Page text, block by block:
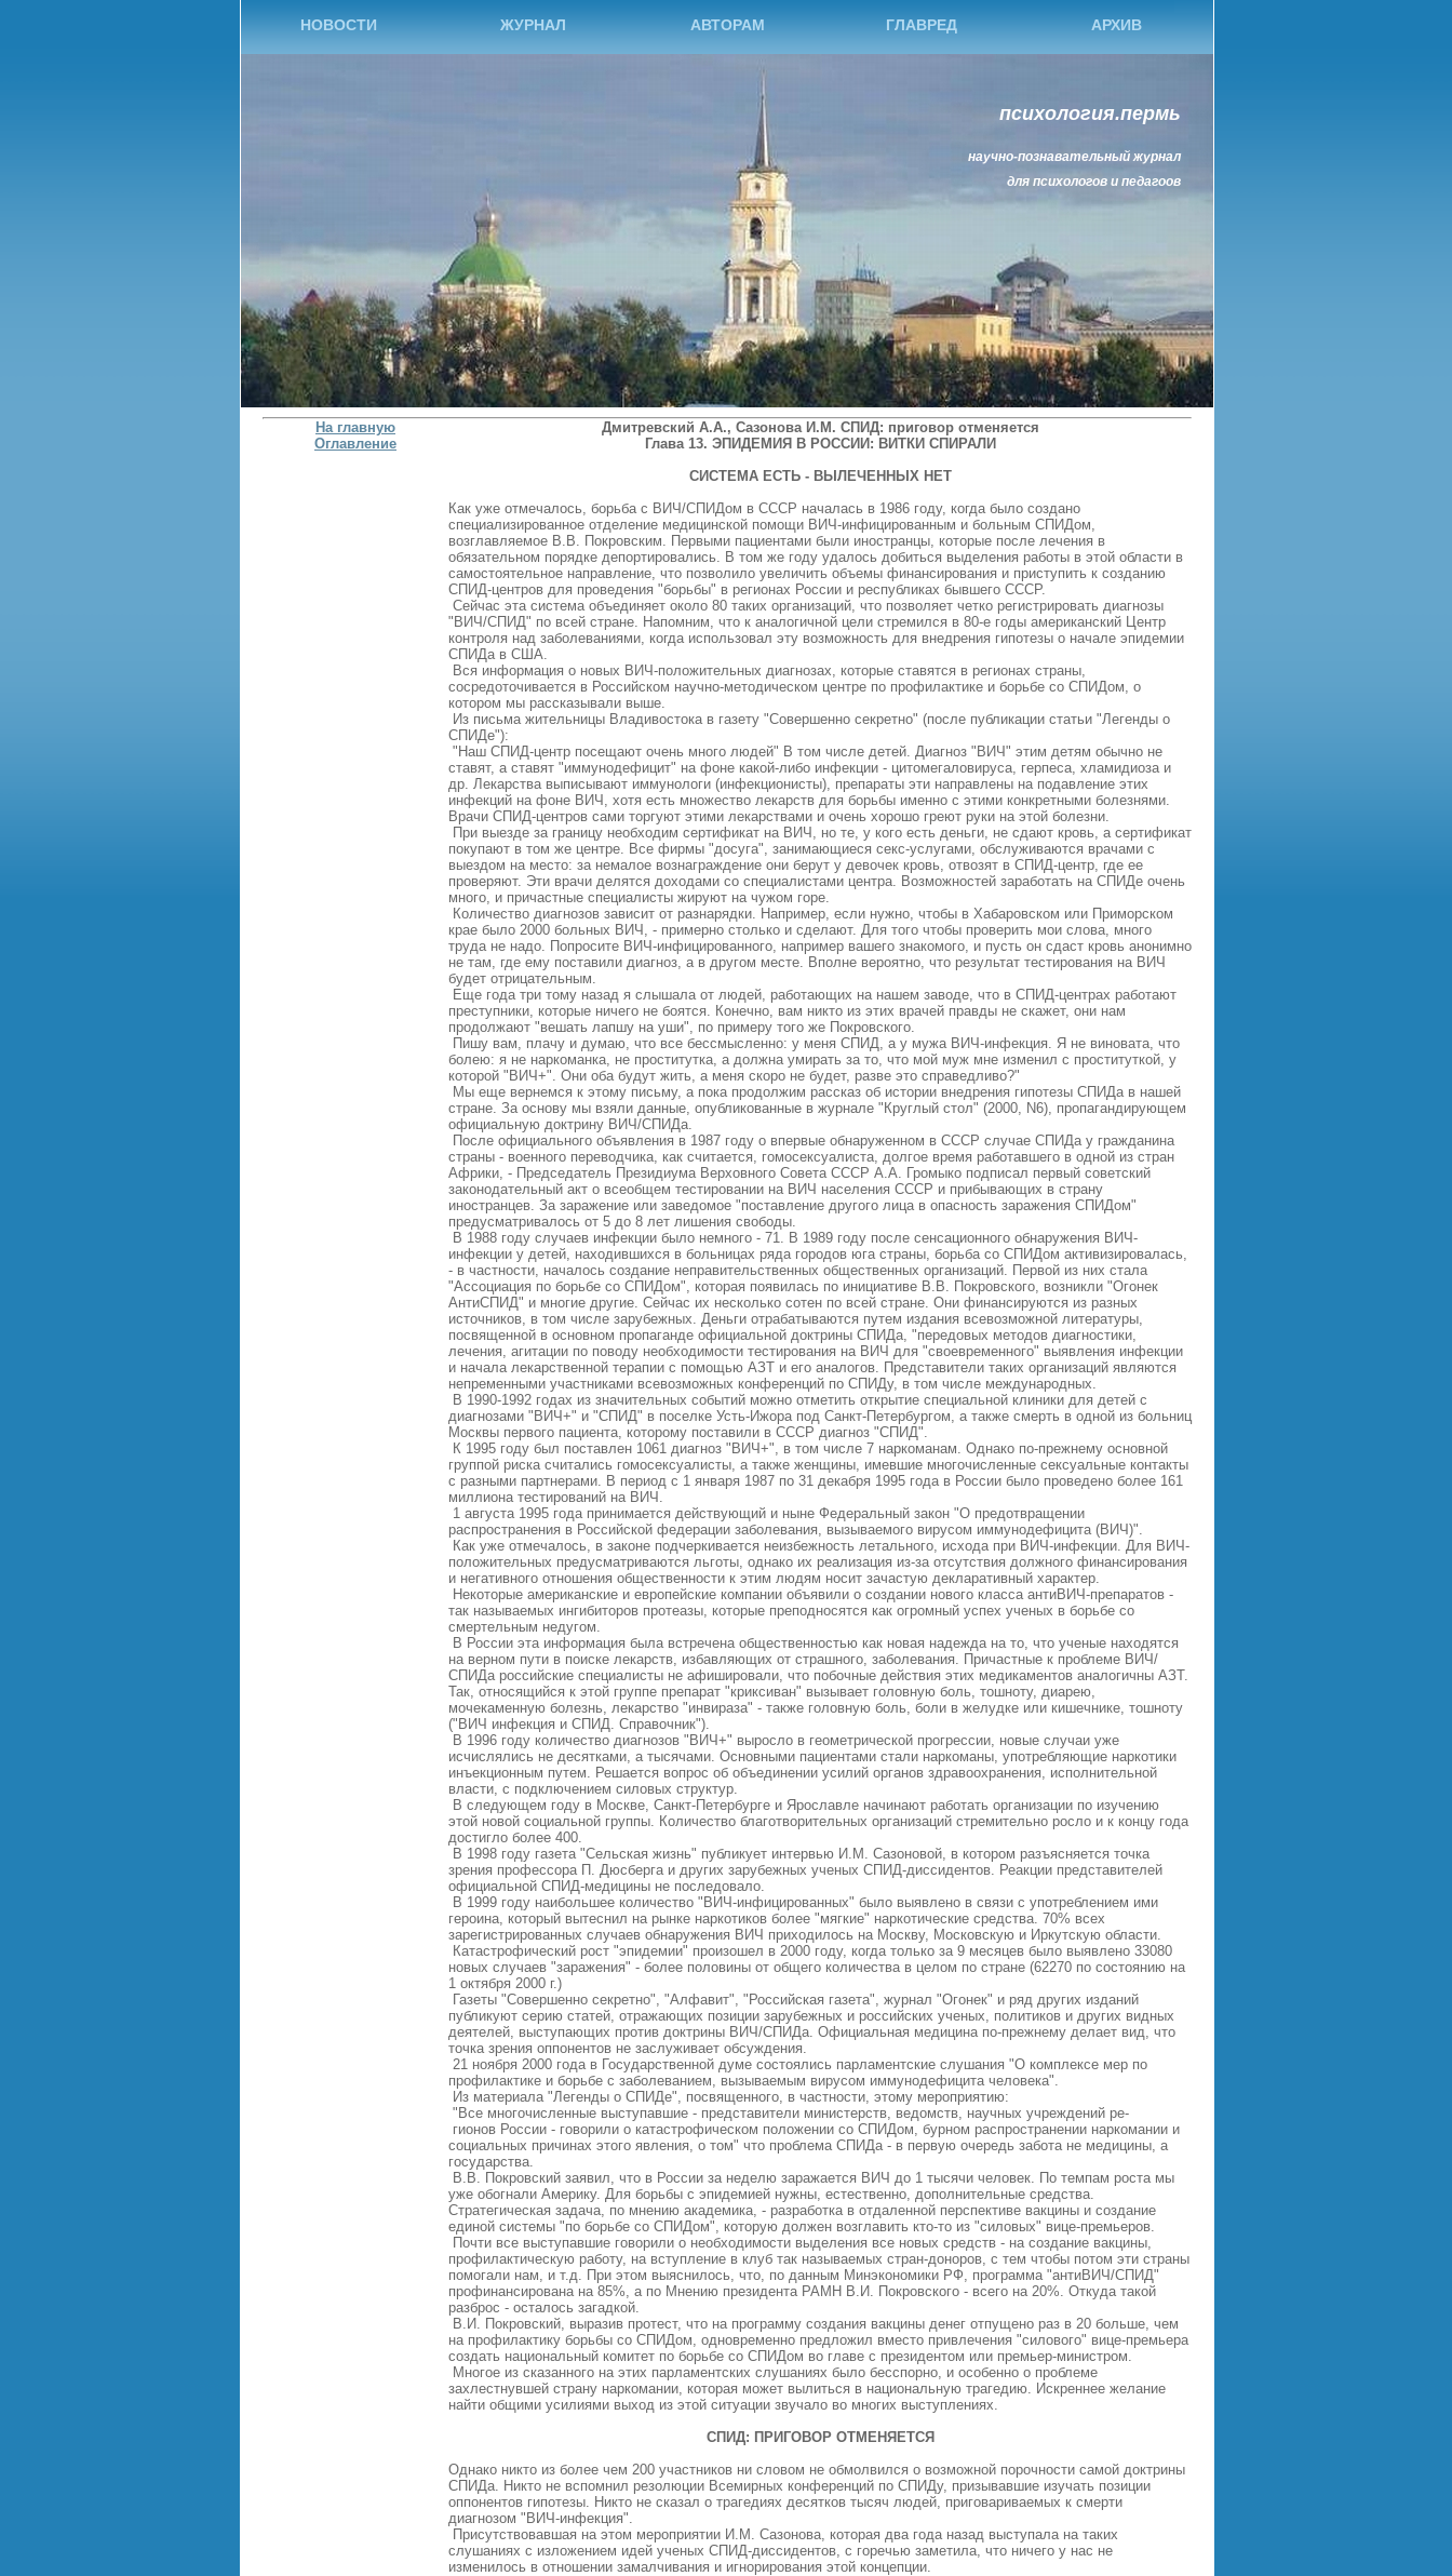
НОВОСТИ ЖУРНАЛ АВТОРАМ ГЛАВРЕД АРХИВ
психология.пермь
научно-познавательный журнал
для психологов и педагоов
На главную Дмитревский А.А., Сазонова И.М. СПИД: приговор отменяется
Оглавление
Глава 13. ЭПИДЕМИЯ В РОССИИ: ВИТКИ СПИРАЛИ
СИСТЕМА ЕСТЬ - ВЫЛЕЧЕННЫХ НЕТ
Как уже отмечалось, борьба с ВИЧ/СПИДом в СССР началась в 1986 году, когда было создано
специализированное отделение медицинской помощи ВИЧ-инфицированным и больным СПИДом,
возглавляемое В.В. Покровским. Первыми пациентами были иностранцы, которые после лечения в
обязательном порядке депортировались. В том же году удалось добиться выделения работы в этой области в
самостоятельное направление, что позволило увеличить объемы финансирования и приступить к созданию
СПИД-центров для проведения "борьбы" в регионах России и республиках бывшего СССР.
Сейчас эта система объединяет около 80 таких организаций, что позволяет четко регистрировать диагнозы
"ВИЧ/СПИД" по всей стране. Напомним, что к аналогичной цели стремился в 80-е годы американский Центр
контроля над заболеваниями, когда использовал эту возможность для внедрения гипотезы о начале эпидемии
СПИДа в США.
Вся информация о новых ВИЧ-положительных диагнозах, которые ставятся в регионах страны,
сосредоточивается в Российском научно-методическом центре по профилактике и борьбе со СПИДом, о
котором мы рассказывали выше.
Из письма жительницы Владивостока в газету "Совершенно секретно" (после публикации статьи "Легенды о
СПИДе"):
"Наш СПИД-центр посещают очень много людей" В том числе детей. Диагноз "ВИЧ" этим детям обычно не
ставят, а ставят "иммунодефицит" на фоне какой-либо инфекции - цитомегаловируса, герпеса, хламидиоза и
др. Лекарства выписывают иммунологи (инфекционисты), препараты эти направлены на подавление этих
инфекций на фоне ВИЧ, хотя есть множество лекарств для борьбы именно с этими конкретными болезнями.
Врачи СПИД-центров сами торгуют этими лекарствами и очень хорошо греют руки на этой болезни.
При выезде за границу необходим сертификат на ВИЧ, но те, у кого есть деньги, не сдают кровь, а сертификат
покупают в том же центре. Все фирмы "досуга", занимающиеся секс-услугами, обслуживаются врачами с
выездом на место: за немалое вознаграждение они берут у девочек кровь, отвозят в СПИД-центр, где ее
проверяют. Эти врачи делятся доходами со специалистами центра. Возможностей заработать на СПИДе очень
много, и причастные специалисты жируют на чужом горе.
Количество диагнозов зависит от разнарядки. Например, если нужно, чтобы в Хабаровском или Приморском
крае было 2000 больных ВИЧ, - примерно столько и сделают. Для того чтобы проверить мои слова, много
труда не надо. Попросите ВИЧ-инфицированного, например вашего знакомого, и пусть он сдаст кровь анонимно
не там, где ему поставили диагноз, а в другом месте. Вполне вероятно, что результат тестирования на ВИЧ
будет отрицательным.
Еще года три тому назад я слышала от людей, работающих на нашем заводе, что в СПИД-центрах работают
преступники, которые ничего не боятся. Конечно, вам никто из этих врачей правды не скажет, они нам
продолжают "вешать лапшу на уши", по примеру того же Покровского.
Пишу вам, плачу и думаю, что все бессмысленно: у меня СПИД, а у мужа ВИЧ-инфекция. Я не виновата, что
болею: я не наркоманка, не проститутка, а должна умирать за то, что мой муж мне изменил с проституткой, у
которой "ВИЧ+". Они оба будут жить, а меня скоро не будет, разве это справедливо?"
Мы еще вернемся к этому письму, а пока продолжим рассказ об истории внедрения гипотезы СПИДа в нашей
стране. За основу мы взяли данные, опубликованные в журнале "Круглый стол" (2000, N6), пропагандирующем
официальную доктрину ВИЧ/СПИДа.
После официального объявления в 1987 году о впервые обнаруженном в СССР случае СПИДа у гражданина
страны - военного переводчика, как считается, гомосексуалиста, долгое время работавшего в одной из стран
Африки, - Председатель Президиума Верховного Совета СССР А.А. Громыко подписал первый советский
законодательный акт о всеобщем тестировании на ВИЧ населения СССР и прибывающих в страну
иностранцев. За заражение или заведомое "поставление другого лица в опасность заражения СПИДом"
предусматривалось от 5 до 8 лет лишения свободы.
В 1988 году случаев инфекции было немного - 71. В 1989 году после сенсационного обнаружения ВИЧ-
инфекции у детей, находившихся в больницах ряда городов юга страны, борьба со СПИДом активизировалась,
- в частности, началось создание неправительственных общественных организаций. Первой из них стала
"Ассоциация по борьбе со СПИДом", которая появилась по инициативе В.В. Покровского, возникли "Огонек
АнтиСПИД" и многие другие. Сейчас их несколько сотен по всей стране. Они финансируются из разных
источников, в том числе зарубежных. Деньги отрабатываются путем издания всевозможной литературы,
посвященной в основном пропаганде официальной доктрины СПИДа, "передовых методов диагностики,
лечения, агитации по поводу необходимости тестирования на ВИЧ для "своевременного" выявления инфекции
и начала лекарственной терапии с помощью АЗТ и его аналогов. Представители таких организаций являются
непременными участниками всевозможных конференций по СПИДу, в том числе международных.
В 1990-1992 годах из значительных событий можно отметить открытие специальной клиники для детей с
диагнозами "ВИЧ+" и "СПИД" в поселке Усть-Ижора под Санкт-Петербургом, а также смерть в одной из больниц
Москвы первого пациента, которому поставили в СССР диагноз "СПИД".
К 1995 году был поставлен 1061 диагноз "ВИЧ+", в том числе 7 наркоманам. Однако по-прежнему основной
группой риска считались гомосексуалисты, а также женщины, имевшие многочисленные сексуальные контакты
с разными партнерами. В период с 1 января 1987 по 31 декабря 1995 года в России было проведено более 161
миллиона тестирований на ВИЧ.
1 августа 1995 года принимается действующий и ныне Федеральный закон "О предотвращении
распространения в Российской федерации заболевания, вызываемого вирусом иммунодефицита (ВИЧ)".
Как уже отмечалось, в законе подчеркивается неизбежность летального, исхода при ВИЧ-инфекции. Для ВИЧ-
положительных предусматриваются льготы, однако их реализация из-за отсутствия должного финансирования
и негативного отношения общественности к этим людям носит зачастую декларативный характер.
Некоторые американские и европейские компании объявили о создании нового класса антиВИЧ-препаратов -
так называемых ингибиторов протеазы, которые преподносятся как огромный успех ученых в борьбе со
смертельным недугом.
В России эта информация была встречена общественностью как новая надежда на то, что ученые находятся
на верном пути в поиске лекарств, избавляющих от страшного, заболевания. Причастные к проблеме ВИЧ/
СПИДа российские специалисты не афишировали, что побочные действия этих медикаментов аналогичны АЗТ.
Так, относящийся к этой группе препарат "криксиван" вызывает головную боль, тошноту, диарею,
мочекаменную болезнь, лекарство "инвираза" - также головную боль, боли в желудке или кишечнике, тошноту
("ВИЧ инфекция и СПИД. Справочник").
В 1996 году количество диагнозов "ВИЧ+" выросло в геометрической прогрессии, новые случаи уже
исчислялись не десятками, а тысячами. Основными пациентами стали наркоманы, употребляющие наркотики
инъекционным путем. Решается вопрос об объединении усилий органов здравоохранения, исполнительной
власти, с подключением силовых структур.
В следующем году в Москве, Санкт-Петербурге и Ярославле начинают работать организации по изучению
этой новой социальной группы. Количество благотворительных организаций стремительно росло и к концу года
достигло более 400.
В 1998 году газета "Сельская жизнь" публикует интервью И.М. Сазоновой, в котором разъясняется точка
зрения профессора П. Дюсберга и других зарубежных ученых СПИД-диссидентов. Реакции представителей
официальной СПИД-медицины не последовало.
В 1999 году наибольшее количество "ВИЧ-инфицированных" было выявлено в связи с употреблением ими
героина, который вытеснил на рынке наркотиков более "мягкие" наркотические средства. 70% всех
зарегистрированных случаев обнаружения ВИЧ приходилось на Москву, Московскую и Иркутскую области.
Катастрофический рост "эпидемии" произошел в 2000 году, когда только за 9 месяцев было выявлено 33080
новых случаев "заражения" - более половины от общего количества в целом по стране (62270 по состоянию на
1 октября 2000 г.)
Газеты "Совершенно секретно", "Алфавит", "Российская газета", журнал "Огонек" и ряд других изданий
публикуют серию статей, отражающих позиции зарубежных и российских ученых, политиков и других видных
деятелей, выступающих против доктрины ВИЧ/СПИДа. Официальная медицина по-прежнему делает вид, что
точка зрения оппонентов не заслуживает обсуждения.
21 ноября 2000 года в Государственной думе состоялись парламентские слушания "О комплексе мер по
профилактике и борьбе с заболеванием, вызываемым вирусом иммунодефицита человека".
Из материала "Легенды о СПИДе", посвященного, в частности, этому мероприятию:
"Все многочисленные выступавшие - представители министерств, ведомств, научных учреждений ре-
гионов России - говорили о катастрофическом положении со СПИДом, бурном распространении наркомании и
социальных причинах этого явления, о том" что проблема СПИДа - в первую очередь забота не медицины, а
государства.
В.В. Покровский заявил, что в России за неделю заражается ВИЧ до 1 тысячи человек. По темпам роста мы
уже обогнали Америку. Для борьбы с эпидемией нужны, естественно, дополнительные средства.
Стратегическая задача, по мнению академика, - разработка в отдаленной перспективе вакцины и создание
единой системы "по борьбе со СПИДом", которую должен возглавить кто-то из "силовых" вице-премьеров.
Почти все выступавшие говорили о необходимости выделения все новых средств - на создание вакцины,
профилактическую работу, на вступление в клуб так называемых стран-доноров, с тем чтобы потом эти страны
помогали нам, и т.д. При этом выяснилось, что, по данным Минэкономики РФ, программа "антиВИЧ/СПИД"
профинансирована на 85%, а по Мнению президента РАМН В.И. Покровского - всего на 20%. Откуда такой
разброс - осталось загадкой.
В.И. Покровский, выразив протест, что на программу создания вакцины денег отпущено раз в 20 больше, чем
на профилактику борьбы со СПИДом, одновременно предложил вместо привлечения "силового" вице-премьера
создать национальный комитет по борьбе со СПИДом во главе с президентом или премьер-министром.
Многое из сказанного на этих парламентских слушаниях было бесспорно, и особенно о проблеме
захлестнувшей страну наркомании, которая может вылиться в национальную трагедию. Искреннее желание
найти общими усилиями выход из этой ситуации звучало во многих выступлениях.
СПИД: ПРИГОВОР ОТМЕНЯЕТСЯ
Однако никто из более чем 200 участников ни словом не обмолвился о возможной порочности самой доктрины
СПИДа. Никто не вспомнил резолюции Всемирных конференций по СПИДу, призывавшие изучать позиции
оппонентов гипотезы. Никто не сказал о трагедиях десятков тысяч людей, приговариваемых к смерти
диагнозом "ВИЧ-инфекция".
Присутствовавшая на этом мероприятии И.М. Сазонова, которая два года назад выступала на таких
слушаниях с изложением идей ученых СПИД-диссидентов, с горечью заметила, что ничего у нас не
изменилось в отношении замалчивания и игнорирования этой концепции.